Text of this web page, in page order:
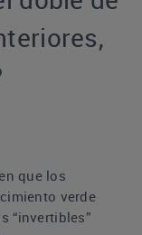
que los
verde
“invertibles”